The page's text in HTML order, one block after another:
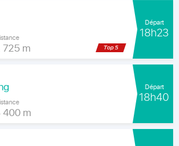
725 m
Départ
18h23
400 m
Départ
18h40